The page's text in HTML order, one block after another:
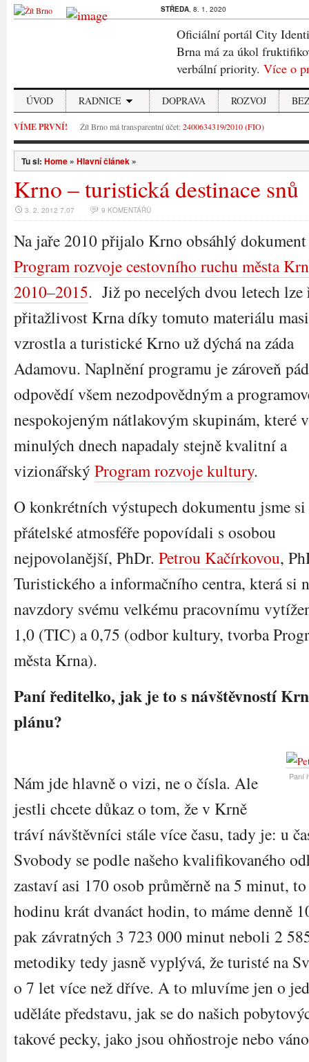
STŘEDA, 8. 1. 2020
Oficiální portál City
Brna má za úkol
verbální priority. Více o
ÚVOD RADNICE DOPRAVA ROZVOJ
VÍME PRVNÍ! Žít Brno má transparentní účet:2400634319/2010 (FIO)
Tu si: Home » Hlavní článek »
Krno – turistická destinace snů
3. 2. 2012 7.07 9 KOMENTÁŘŮ
Na jaře 2010 přijalo Krno obsáhlý dokument
Program rozvoje cestovního ruchu města
2010–2015. Již po necelých dvou letech lze
přitažlivost Krna díky tomuto materiálu
vzrostla a turistické Krno už dýchá na záda
Adamovu. Naplnění programu je zároveň
odpovědí všem nezodpovědným a
nespokojeným nátlakovým skupinám, které v
minulých dnech napadaly stejně kvalitní a
vizionářský Program rozvoje kultury.
O konkrétních výstupech dokumentu jsme
přátelské atmosféře popovídali s osobou
nejpovolanější, PhDr. Petrou Kačírkovou,
Turistického a informačního centra, která si
navzdory svému velkému pracovnímu
1,0 (TIC) a 0,75 (odbor kultury, tvorba
města Krna).
Paní ředitelko, jak je to s návštěvností
plánu?
Paní
Nám jde hlavně o vizi, ne o čísla. Ale
jestli chcete důkaz o tom, že v Krně
tráví návštěvníci stále více času, tady je: u
Svobody se podle našeho kvalifikovaného
zastaví asi 170 osob průměrně na 5 minut,
hodinu krát dvanáct hodin, to máme denně
pak závratných 3 723 000 minut neboli 2
metodiky tedy jasně vyplývá, že turisté na
o 7 let více než dříve. A to mluvíme jen o
uděláte představu, jak se do našich
takové pecky, jako jsou ohňostroje nebo